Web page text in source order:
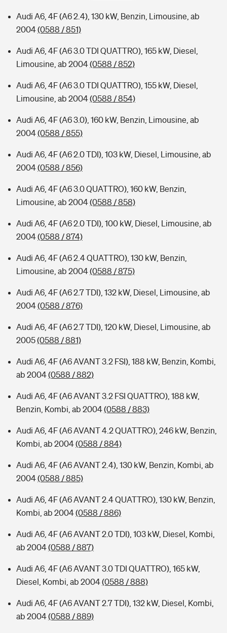
Audi A6, 4F (A6 2.4), 130 kW, Benzin, Limousine, ab
2004(0588 / 851)
Audi A6, 4F (A6 3.0 TDI QUATTRO), 165 kW, Diesel,
Limousine, ab 2004(0588 / 852)
Audi A6, 4F (A6 3.0 TDI QUATTRO), 155 kW, Diesel,
Limousine, ab 2004(0588 / 854)
Audi A6, 4F (A6 3.0), 160 kW, Benzin, Limousine, ab
2004(0588 / 855)
Audi A6, 4F (A6 2.0 TDI), 103 kW, Diesel, Limousine, ab
2004(0588 / 856)
Audi A6, 4F (A6 3.0 QUATTRO), 160 kW, Benzin,
Limousine, ab 2004(0588 / 858)
Audi A6, 4F (A6 2.0 TDI), 100 kW, Diesel, Limousine, ab
2004(0588 / 874)
Audi A6, 4F (A6 2.4 QUATTRO), 130 kW, Benzin,
Limousine, ab 2004(0588 / 875)
Audi A6, 4F (A6 2.7 TDI), 132 kW, Diesel, Limousine, ab
2004(0588 / 876)
Audi A6, 4F (A6 2.7 TDI), 120 kW, Diesel, Limousine, ab
2005(0588 / 881)
Audi A6, 4F (A6 AVANT 3.2 FSI), 188 kW, Benzin, Kombi,
ab 2004(0588 / 882)
Audi A6, 4F (A6 AVANT 3.2 FSI QUATTRO), 188 kW,
Benzin, Kombi, ab 2004(0588 / 883)
Audi A6, 4F (A6 AVANT 4.2 QUATTRO), 246 kW, Benzin,
Kombi, ab 2004(0588 / 884)
Audi A6, 4F (A6 AVANT 2.4), 130 kW, Benzin, Kombi, ab
2004(0588 / 885)
Audi A6, 4F (A6 AVANT 2.4 QUATTRO), 130 kW, Benzin,
Kombi, ab 2004(0588 / 886)
Audi A6, 4F (A6 AVANT 2.0 TDI), 103 kW, Diesel, Kombi,
ab 2004(0588 / 887)
Audi A6, 4F (A6 AVANT 3.0 TDI QUATTRO), 165 kW,
Diesel, Kombi, ab 2004(0588 / 888)
Audi A6, 4F (A6 AVANT 2.7 TDI), 132 kW, Diesel, Kombi,
ab 2004(0588 / 889)